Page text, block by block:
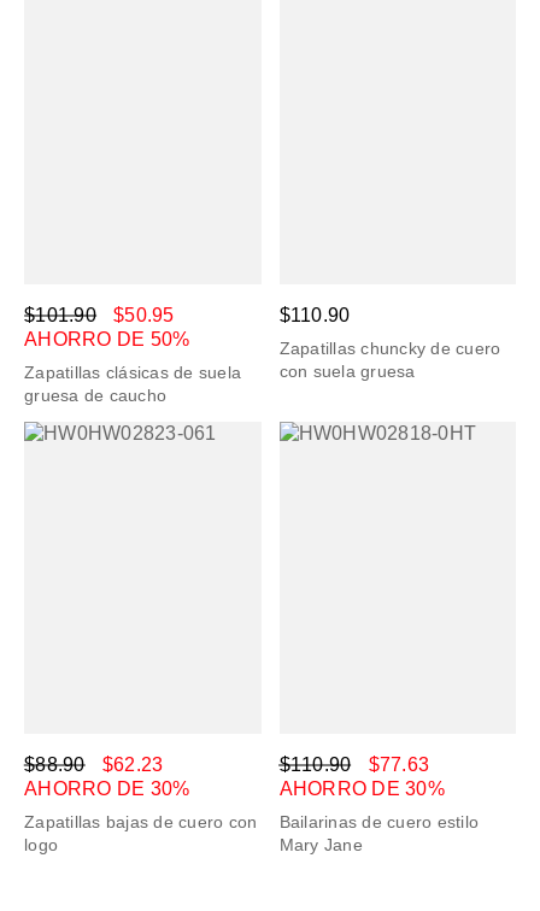
$101.90
$50.95
AHORRO DE 50%
Zapatillas clásicas de suela
gruesa de caucho
$110.90
Zapatillas chuncky de cuero
con suela gruesa
$88.90
$62.23
AHORRO DE 30%
Zapatillas bajas de cuero con
logo
$110.90
$77.63
AHORRO DE 30%
Bailarinas de cuero estilo
Mary Jane